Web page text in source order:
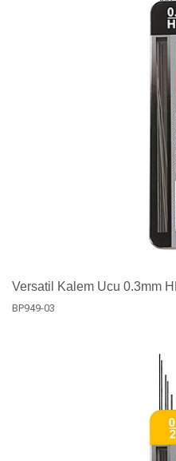
Versatil Kalem Ucu 0.3mm
BP949-03